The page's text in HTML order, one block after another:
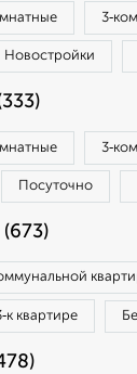
Новостройки
Посуточно
квартире